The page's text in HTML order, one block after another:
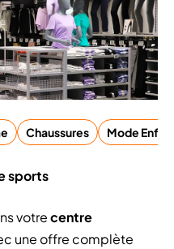
Chaussures Mode
sports
votrecentre
une offre complète